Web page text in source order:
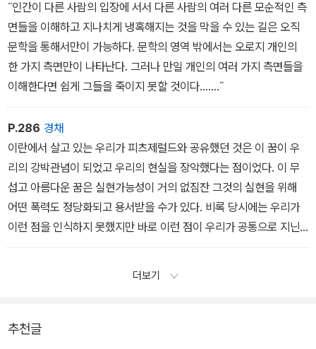
자린이 몸을 돌려서 냉소적으로 말했다. ˝그렇겠죠. 그렇지 않으면 무
엇 때문에 혁명을 위해서 싸우겠어요?˝
˝인간이 다른 사람의 입장에 서서 다른 사람의 여러 다른 모순적인 측
면들을 이해하고 지나치게 냉혹해지는 것을 막을 수 있는 길은 오직
문학을 통해서만이 가능하다. 문학의 영역 밖에서는 오로지 개인의
한 가지 측면만이 나타난다. 그러나 만일 개인의 여러 가지 측면들을
이해한다면 쉽게 그들을 죽이지 못할 것이다…….˝
P.286 경채
이란에서 살고 있는 우리가 피츠제럴드와 공유했던 것은 이 꿈이 우
리의 강박관념이 되었고 우리의 현실을 장악했다는 점이었다. 이 무
섭고 아름다운 꿈은 실현가능성이 거의 없짐잔 그것의 실현을 위해
어떤 폭력도 정당화되고 용서받을 수가 있다. 비록 당시에는 우리가
이런 점을 인식하지 못했지만 바로 이런 점이 우리가 공통으로 지닌
것이었다.
있겠습니까? 만일 그렇게 한다면 우리는 우리의 꿈의 대상을 파괴하
더보기
추천글